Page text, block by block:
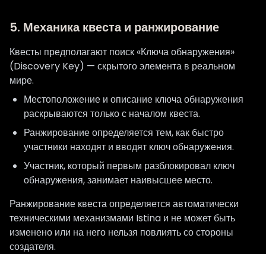
5. Механика квеста и ранжирование
Квесты предполагают поиск «Ключа обнаружения»
(Discovery Key) — скрытого элемента в реальном
мире.
Местоположение и описание ключа обнаружения
раскрываются только с началом квеста.
Ранжирование определяется тем, как быстро
участники находят и вводят ключ обнаружения.
Участник, который первым разблокировал ключ
обнаружения, занимает наивысшее место.
Ранжирование квеста определяется автоматически
техническими механизмами Istina и не может быть
изменено или на него нельзя повлиять со стороны
создателя.